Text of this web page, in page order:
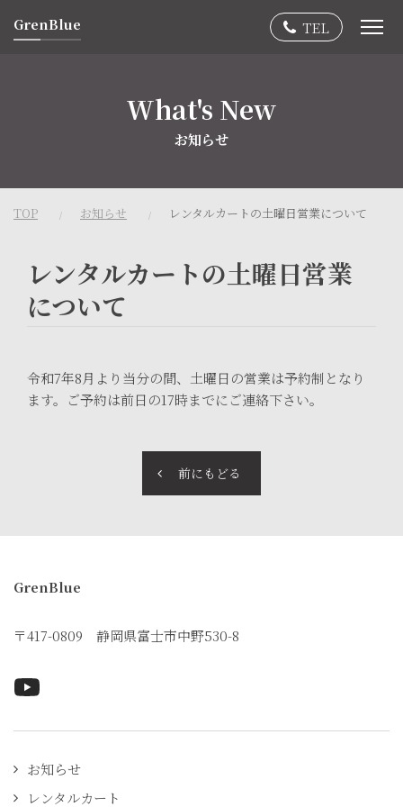
GrenBlue
What's New
お知らせ
TOP お知らせ レンタルカートの土曜日営業について
レンタルカートの土曜日営業
について
令和7年8月より当分の間、土曜日の営業は予約制となり
ます。ご予約は前日の17時までにご連絡下さい。
前にもどる
GrenBlue
〒417-0809 静岡県富士市中野530-8
お知らせ
レンタルカート